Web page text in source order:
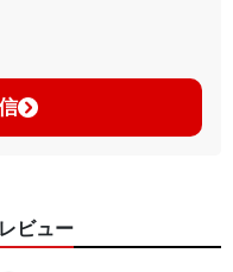
ビュー